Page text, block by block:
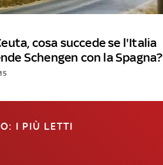
cosa succede se l'Italia
Schengen con la Spagna?
I PIÙ LETTI